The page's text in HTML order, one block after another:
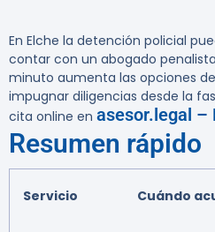
En Elche la detención policial
contar con un abogado
minuto aumenta las opciones
impugnar diligencias desde la
cita online en asesor.legal –
Resumen rápido
Servicio Cuándo